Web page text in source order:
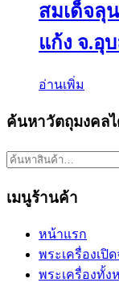
สมเด็จลุ
แก้ง จ.อุ
อ่านเพิ่ม
ค้นหาวัตถุมงคล
ค้นหา:
เมนูร้านค้า
หน้าแรก
พระเครื่องเปิด
พระเครื่องทั้ง